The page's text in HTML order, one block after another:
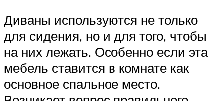
Диваны используются не только
для сидения, но и для того, чтобы
на них лежать. Особенно если эта
мебель ставится в комнате как
основное спальное место.